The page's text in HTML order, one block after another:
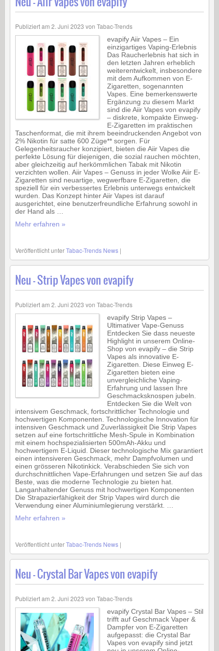
Publiziert am 2. Juni 2023 von Tabac-Trends
evapify Aiir Vapes – Ein
einzigartiges Vaping-Erlebnis
Das Raucherlebnis hat sich in
den letzten Jahren erheblich
weiterentwickelt, insbesondere
mit dem Aufkommen von E-
Zigaretten, sogenannten
Vapes. Eine bemerkenswerte
Ergänzung zu diesem Markt
sind die Aiir Vapes von evapify
– diskrete, kompakte Einweg-
E-Zigaretten im praktischen
Taschenformat, die mit ihrem beeindruckenden Angebot von
2% Nikotin für satte 600 Züge** sorgen. Für
Gelegenheitsraucher konzipiert, bieten die Aiir Vapes die
perfekte Lösung für diejenigen, die sozial rauchen möchten,
aber gleichzeitig auf herkömmlichen Tabak mit Nikotin
verzichten wollen. Aiir Vapes – Genuss in jeder Wolke Aiir E-
Zigaretten sind neuartige, wegwerfbare E-Zigaretten, die
speziell für ein verbessertes Erlebnis unterwegs entwickelt
wurden. Das Konzept hinter Aiir Vapes ist darauf
ausgerichtet, eine benutzerfreundliche Erfahrung sowohl in
der Hand als …
Mehr erfahren »
Veröffentlicht unterTabac-Trends News |
Neu – Strip Vapes von evapify
Publiziert am 2. Juni 2023 von Tabac-Trends
evapify Strip Vapes –
Ultimativer Vape-Genuss
Entdecken Sie dass neueste
Highlight in unserem Online-
Shop von evapify – die Strip
Vapes als innovative E-
Zigaretten. Diese Einweg E-
Zigaretten bieten eine
unvergleichliche Vaping-
Erfahrung und lassen Ihre
Geschmacksknospen jubeln.
Entdecken Sie die Welt von
intensivem Geschmack, fortschrittlicher Technologie und
hochwertigen Komponenten. Technologische Innovation für
intensiven Geschmack und Zuverlässigkeit Die Strip Vapes
setzen auf eine fortschrittliche Mesh-Spule in Kombination
mit einem hochspezialisierten 500mAh-Akku und
hochwertigem E-Liquid. Dieser technologische Mix garantiert
einen intensiveren Geschmack, mehr Dampfvolumen und
einen grösseren Nikotinkick. Verabschieden Sie sich von
durchschnittlichen Vape-Erfahrungen und setzen Sie auf das
Beste, was die moderne Technologie zu bieten hat.
Langanhaltender Genuss mit hochwertigen Komponenten
Die Strapazierfähigkeit der Strip Vapes wird durch die
Verwendung einer Aluminiumlegierung verstärkt. …
Mehr erfahren »
Veröffentlicht unterTabac-Trends News |
Neu – Crystal Bar Vapes von evapify
Publiziert am 2. Juni 2023 von Tabac-Trends
evapify Crystal Bar Vapes – Stil
trifft auf Geschmack Vaper &
Dampfer von E-Zigaretten
aufgepasst: die Crystal Bar
Vapes von evapify sind jetzt